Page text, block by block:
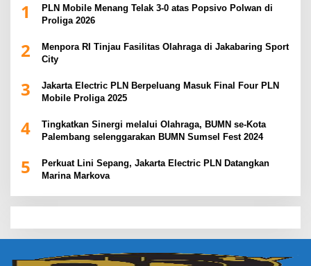
1
PLN Mobile Menang Telak 3-0 atas Popsivo Polwan di
Proliga 2026
2
Menpora RI Tinjau Fasilitas Olahraga di Jakabaring Sport
City
3
Jakarta Electric PLN Berpeluang Masuk Final Four PLN
Mobile Proliga 2025
4
Tingkatkan Sinergi melalui Olahraga, BUMN se-Kota
Palembang selenggarakan BUMN Sumsel Fest 2024
5
Perkuat Lini Sepang, Jakarta Electric PLN Datangkan
Marina Markova
slot demo
slot gacor